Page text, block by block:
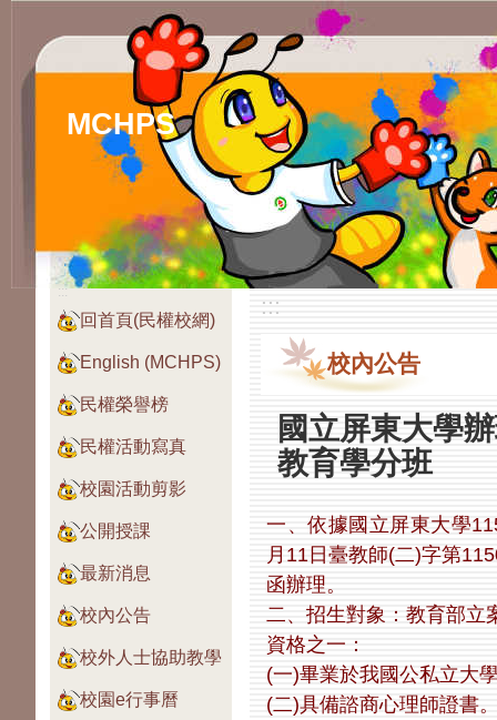
MCHPS
:::
回首頁(民權校網)
English (MCHPS)
民權榮譽榜
民權活動寫真
校園活動剪影
公開授課
最新消息
校內公告
校外人士協助教學
校園e行事曆
:::
校內公告
國立屏東大學
教育學分班
一、依據國立屏東大學
月11日臺教師(二)字第
函辦理。
二、招生對象：教育部立
資格之一：
(一)畢業於我國公私立大
(二)具備諮商心理師證書